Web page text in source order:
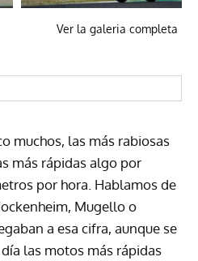
Ver la galeria completa
muchos, las más rabiosas
más rápidas algo por
por hora. Hablamos de
Mugello o
a esa cifra, aunque se
las motos más rápidas